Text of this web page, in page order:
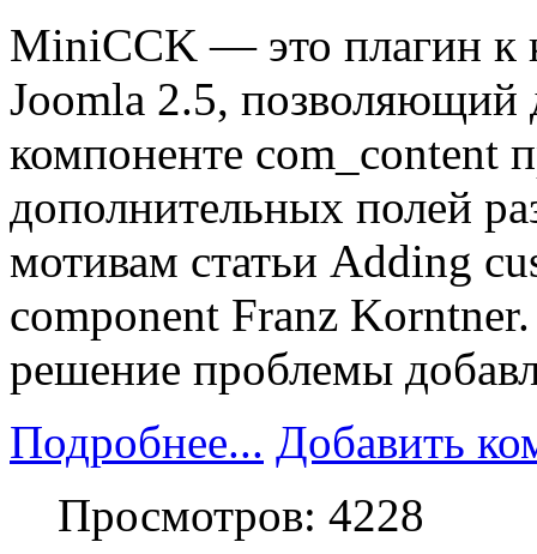
MiniCCK — это плагин к
Joomla 2.5, позволяющий
компоненте com_content
дополнительных полей
мотивам статьи Adding
component Franz
решение проблемы
Подробнее... Добавить
Просмотров: 4228